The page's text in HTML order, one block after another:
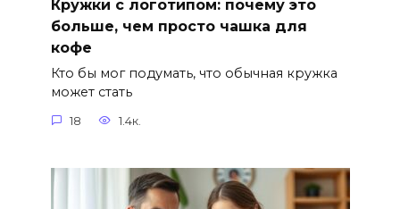
Кружки с логотипом: почему это
больше, чем просто чашка для
кофе
Кто бы мог подумать, что обычная кружка
может стать
18 1.4к.